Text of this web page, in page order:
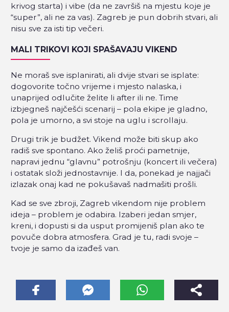
krivog starta) i vibe (da ne završiš na mjestu koje je
“super”, ali ne za vas). Zagreb je pun dobrih stvari, ali
nisu sve za isti tip večeri.
MALI TRIKOVI KOJI SPAŠAVAJU VIKEND
Ne moraš sve isplanirati, ali dvije stvari se isplate:
dogovorite točno vrijeme i mjesto nalaska, i
unaprijed odlučite želite li after ili ne. Time
izbjegneš najčešći scenarij – pola ekipe je gladno,
pola je umorno, a svi stoje na uglu i scrollaju.
Drugi trik je budžet. Vikend može biti skup ako
radiš sve spontano. Ako želiš proći pametnije,
napravi jednu “glavnu” potrošnju (koncert ili večera)
i ostatak složi jednostavnije. I da, ponekad je najjači
izlazak onaj kad ne pokušavaš nadmašiti prošli.
Kad se sve zbroji, Zagreb vikendom nije problem
ideja – problem je odabira. Izaberi jedan smjer,
kreni, i dopusti si da usput promijeniš plan ako te
povuče dobra atmosfera. Grad je tu, radi svoje –
tvoje je samo da izađeš van.